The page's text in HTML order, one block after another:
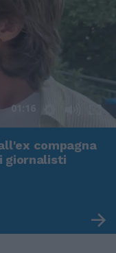
01:16
compagna
giornalisti